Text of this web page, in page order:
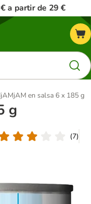
a partir de 29 €
en salsa 6 x 185 g
g
(7)